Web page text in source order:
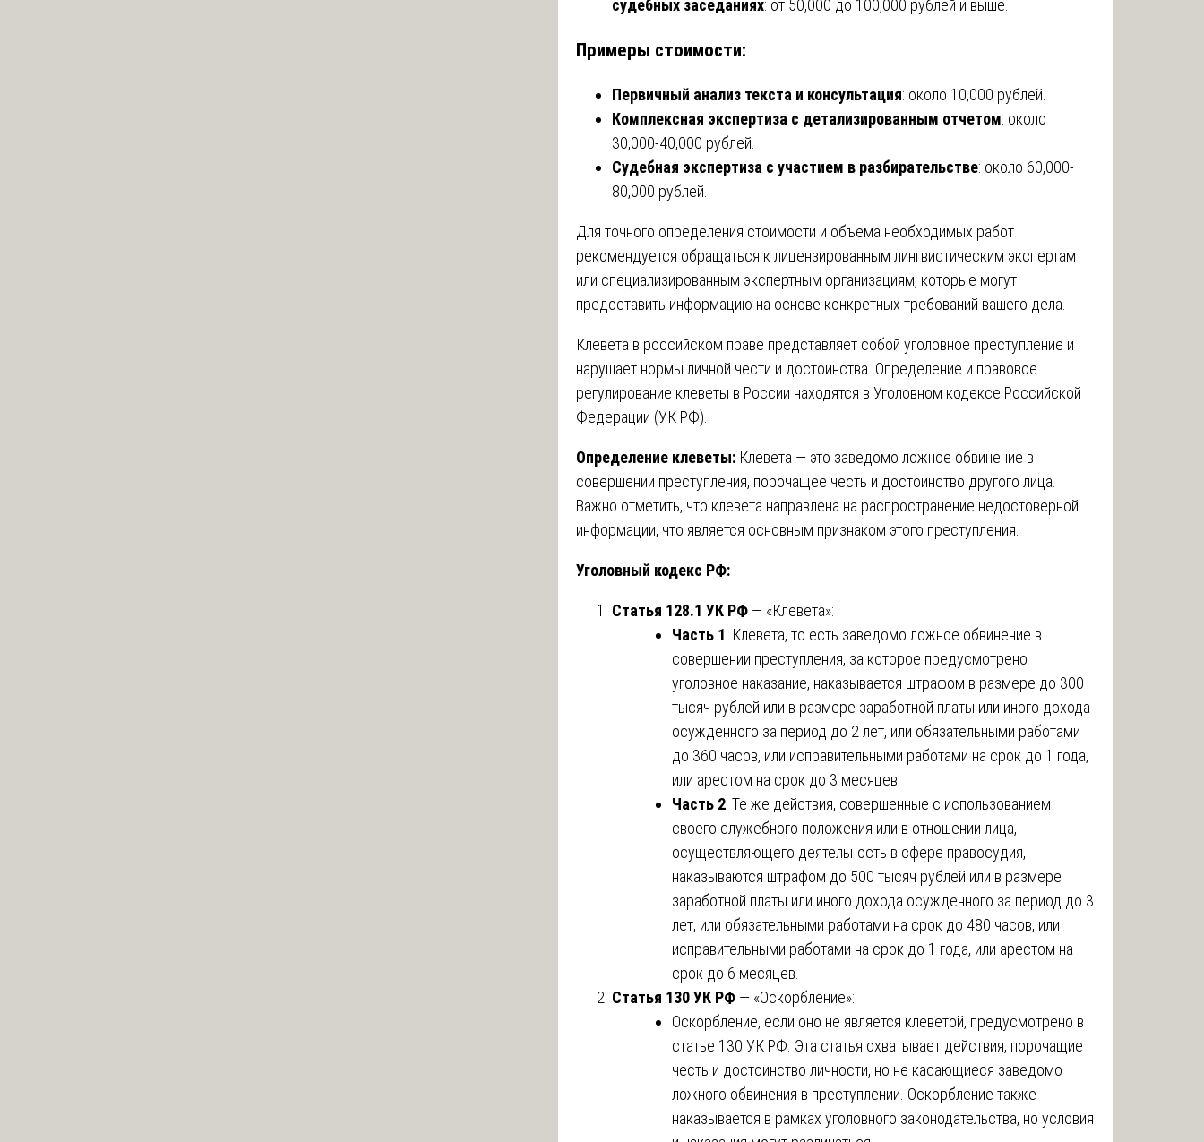
судебных заседаниях: от 50,000 до 100,000 рублей и выше.
Примеры стоимости:
Первичный анализ текста и консультация: около 10,000 рублей.
Комплексная экспертиза с детализированным отчетом: около
30,000-40,000 рублей.
Судебная экспертиза с участием в разбирательстве: около 60,000-
80,000 рублей.
Для точного определения стоимости и объема необходимых работ
рекомендуется обращаться к лицензированным лингвистическим экспертам
или специализированным экспертным организациям, которые могут
предоставить информацию на основе конкретных требований вашего дела.
Клевета в российском праве представляет собой уголовное преступление и
нарушает нормы личной чести и достоинства. Определение и правовое
регулирование клеветы в России находятся в Уголовном кодексе Российской
Федерации (УК РФ).
Определение клеветы: Клевета — это заведомо ложное обвинение в
совершении преступления, порочащее честь и достоинство другого лица.
Важно отметить, что клевета направлена на распространение недостоверной
информации, что является основным признаком этого преступления.
Уголовный кодекс РФ:
Статья 128.1 УК РФ — «Клевета»:
Часть 1: Клевета, то есть заведомо ложное обвинение в
совершении преступления, за которое предусмотрено
уголовное наказание, наказывается штрафом в размере до 300
тысяч рублей или в размере заработной платы или иного дохода
осужденного за период до 2 лет, или обязательными работами
до 360 часов, или исправительными работами на срок до 1 года,
или арестом на срок до 3 месяцев.
Часть 2: Те же действия, совершенные с использованием
своего служебного положения или в отношении лица,
осуществляющего деятельность в сфере правосудия,
наказываются штрафом до 500 тысяч рублей или в размере
заработной платы или иного дохода осужденного за период до 3
лет, или обязательными работами на срок до 480 часов, или
исправительными работами на срок до 1 года, или арестом на
срок до 6 месяцев.
Статья 130 УК РФ — «Оскорбление»:
Оскорбление, если оно не является клеветой, предусмотрено в
статье 130 УК РФ. Эта статья охватывает действия, порочащие
честь и достоинство личности, но не касающиеся заведомо
ложного обвинения в преступлении. Оскорбление также
наказывается в рамках уголовного законодательства, но условия